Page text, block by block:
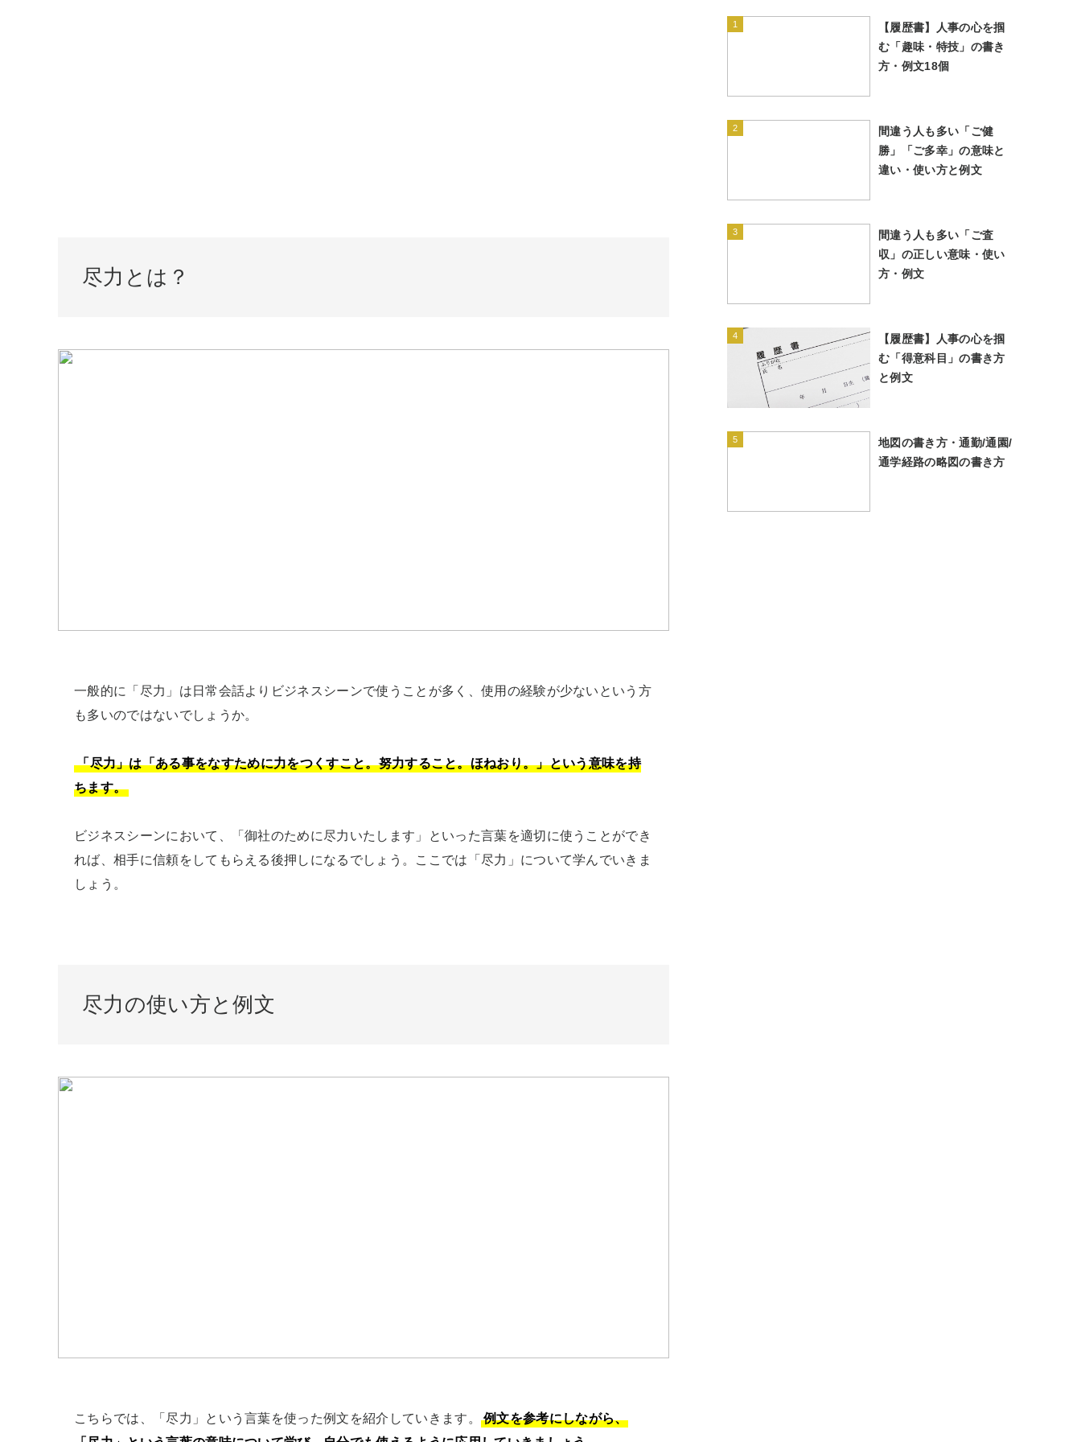
尽力とは？
一般的に「尽力」は日常会話よりビジネスシーンで使うことが多く、使用の経験が少ないという方
も多いのではないでしょうか。
「尽力」は「ある事をなすために力をつくすこと。努力すること。ほねおり。」という意味を持
ちます。
ビジネスシーンにおいて、「御社のために尽力いたします」といった言葉を適切に使うことができ
れば、相手に信頼をしてもらえる後押しになるでしょう。ここでは「尽力」について学んでいきま
しょう。
尽力の使い方と例文
こちらでは、「尽力」という言葉を使った例文を紹介していきます。
例文を参考にしながら、
1
【履歴書】人事の心を掴
む「趣味・特技」の書き
方・例文18個
2
間違う人も多い「ご健
勝」「ご多幸」の意味と
違い・使い方と例文
3
間違う人も多い「ご査
収」の正しい意味・使い
方・例文
4
【履歴書】人事の心を掴
む「得意科目」の書き方
と例文
5
地図の書き方・通勤/通園/
通学経路の略図の書き方